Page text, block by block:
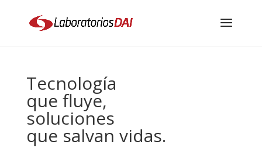
Tecnología
que fluye,
soluciones
que salvan vidas.